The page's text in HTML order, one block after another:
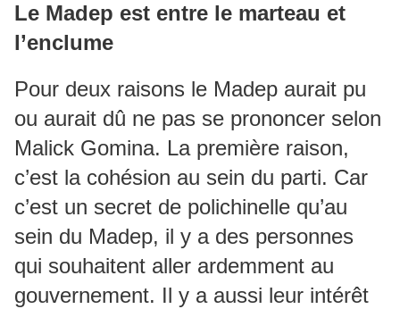
Le Madep est entre le marteau et
l’enclume
Pour deux raisons le Madep aurait pu
ou aurait dû ne pas se prononcer selon
Malick Gomina. La première raison,
c’est la cohésion au sein du parti. Car
c’est un secret de polichinelle qu’au
sein du Madep, il y a des personnes
qui souhaitent aller ardemment au
gouvernement. Il y a aussi leur intérêt